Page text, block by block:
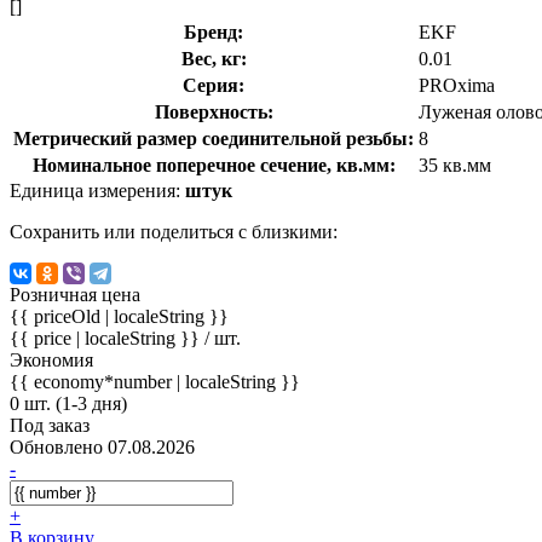
[]
Бренд:
EKF
Вес, кг:
0.01
Серия:
PROxima
Поверхность:
Луженая
Метрический размер соединительной резьбы: 8
Номинальное поперечное сечение, кв.мм:
35 кв.мм
Единица измерения: штук
Сохранить или поделиться с близкими:
Розничная цена
{{ priceOld | localeString }}
{{ price | localeString }} / шт.
Экономия
{{ economy*number | localeString }}
0 шт. (1-3 дня)
Под заказ
Обновлено 07.08.2026
-
+
В корзину